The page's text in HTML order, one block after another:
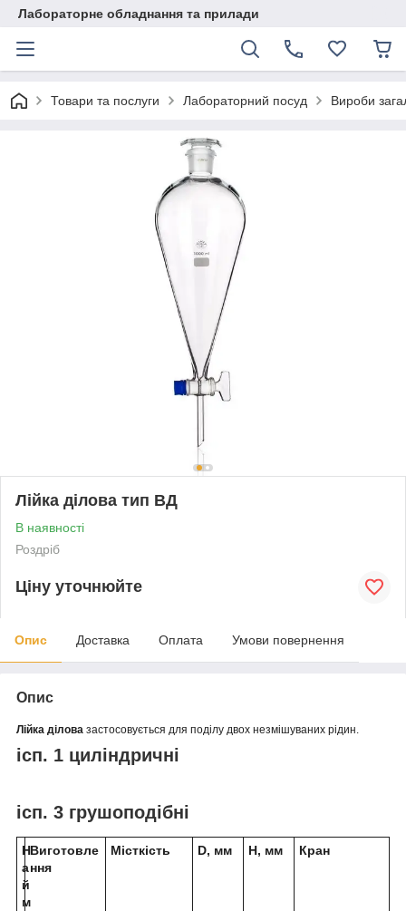
Лабораторне обладнання та прилади
Товари та послуги Лабораторний посуд Вироби
Лійка ділова тип ВД
В наявності
Роздріб
Ціну уточнюйте
Опис Доставка Оплата Умови повернення
Опис
Лійка ділова застосовується для поділу двох незмішуваних рідин.
ісп. 1 циліндричні
ісп. 3 грушоподібні
Н
а
й
м
Виготовле
ння
Місткість D, мм H, мм Кран